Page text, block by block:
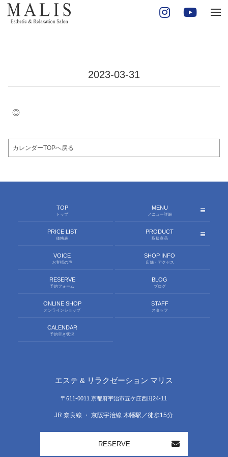
2023-03-31
◎
カレンダーTOPへ戻る
TOP
トップ
MENU
メニュー詳細
PRICE LIST
価格表
PRODUCT
取扱商品
VOICE
お客様の声
SHOP INFO
店舗・アクセス
RESERVE
予約フォーム
BLOG
ブログ
ONLINE SHOP
オンラインショップ
STAFF
スタッフ
CALENDAR
予約空き状況
エステ & リラクゼーション マリス
〒611-0011 京都府宇治市五ケ庄西田24-11
JR 奈良線 ・ 京阪宇治線 木幡駅／徒歩15分
RESERVE
予約空き状況